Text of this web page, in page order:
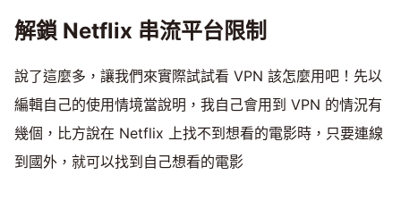
解鎖 Netflix 串流平台限制
說了這麼多，讓我們來實際試試看 VPN 該怎麼用吧！先以
編輯自己的使用情境當說明，我自己會用到 VPN 的情況有
幾個，比方說在 Netflix 上找不到想看的電影時，只要連線
到國外，就可以找到自己想看的電影